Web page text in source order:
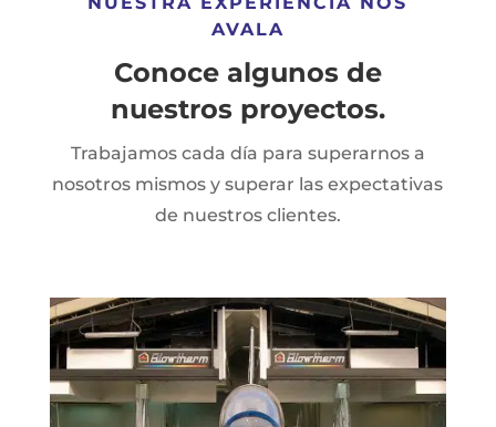
AVALA
Conoce algunos de
nuestros proyectos.
Trabajamos cada día para superarnos a
nosotros mismos y superar las expectativas
de nuestros clientes.